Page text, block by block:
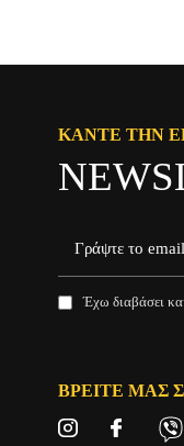
ΚΆΝΤΕ ΤΗΝ
Έχω διαβάσει
ΒΡΕΊΤΕ ΜΑΣ